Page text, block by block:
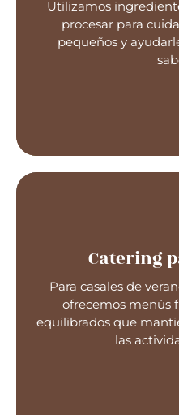
Utilizamos
procesar para
pequeños y
Catering
Catering
Para casales de
ofrecemos menús
equilibrados que
las
Catering